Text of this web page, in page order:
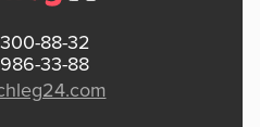
88-32
33-88